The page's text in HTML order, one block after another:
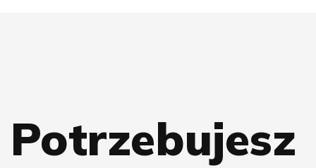
Potrzebujesz